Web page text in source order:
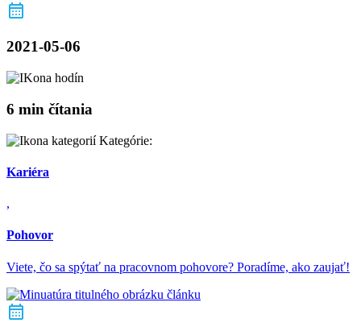
2021-05-06
6 min čítania
Kategórie:
Kariéra
,
Pohovor
Viete, čo sa spýtať na pracovnom pohovore? Poradíme, ako zaujať!